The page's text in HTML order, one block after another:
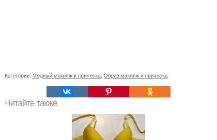
Категории: Модный макияж и прическа Образ макияж и прическа
Читайте также